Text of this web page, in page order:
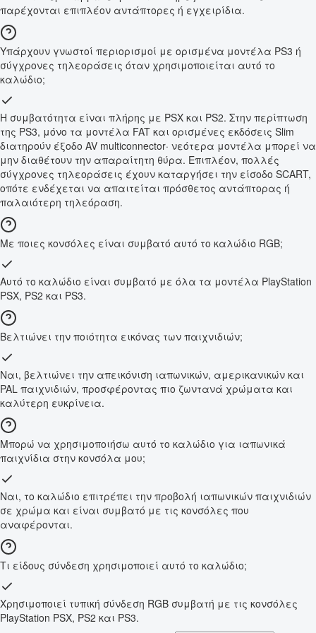
παρέχονται επιπλέον αντάπτορες ή εγχειρίδια.
Υπάρχουν γνωστοί περιορισμοί με ορισμένα μοντέλα PS3 ή
σύγχρονες τηλεοράσεις όταν χρησιμοποιείται αυτό το
καλώδιο;
Η συμβατότητα είναι πλήρης με PSX και PS2. Στην περίπτωση
της PS3, μόνο τα μοντέλα FAT και ορισμένες εκδόσεις Slim
διατηρούν έξοδο AV multiconnector· νεότερα μοντέλα μπορεί να
μην διαθέτουν την απαραίτητη θύρα. Επιπλέον, πολλές
σύγχρονες τηλεοράσεις έχουν καταργήσει την είσοδο SCART,
οπότε ενδέχεται να απαιτείται πρόσθετος αντάπτορας ή
παλαιότερη τηλεόραση.
Με ποιες κονσόλες είναι συμβατό αυτό το καλώδιο RGB;
Αυτό το καλώδιο είναι συμβατό με όλα τα μοντέλα PlayStation
PSX, PS2 και PS3.
Βελτιώνει την ποιότητα εικόνας των παιχνιδιών;
Ναι, βελτιώνει την απεικόνιση ιαπωνικών, αμερικανικών και
PAL παιχνιδιών, προσφέροντας πιο ζωντανά χρώματα και
καλύτερη ευκρίνεια.
Μπορώ να χρησιμοποιήσω αυτό το καλώδιο για ιαπωνικά
παιχνίδια στην κονσόλα μου;
Ναι, το καλώδιο επιτρέπει την προβολή ιαπωνικών παιχνιδιών
σε χρώμα και είναι συμβατό με τις κονσόλες που
αναφέρονται.
Τι είδους σύνδεση χρησιμοποιεί αυτό το καλώδιο;
Χρησιμοποιεί τυπική σύνδεση RGB συμβατή με τις κονσόλες
PlayStation PSX, PS2 και PS3.